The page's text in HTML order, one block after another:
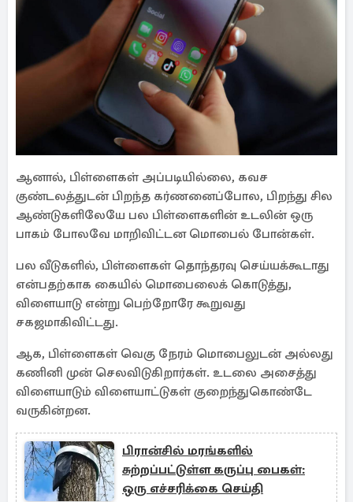
ஆனால், பிள்ளைகள் அப்படியில்லை, கவச
குண்டலத்துடன் பிறந்த கர்ணனைப்போல, பிறந்து சில
ஆண்டுகளிலேயே பல பிள்ளைகளின் உடலின் ஒரு
பாகம் போலவே மாறிவிட்டன மொபைல் போன்கள்.
பல வீடுகளில், பிள்ளைகள் தொந்தரவு செய்யக்கூடாது
என்பதற்காக கையில் மொபைலைக் கொடுத்து,
விளையாடு என்று பெற்றோரே கூறுவது
சகஜமாகிவிட்டது.
ஆக, பிள்ளைகள் வெகு நேரம் மொபைலுடன் அல்லது
கணினி முன் செலவிடுகிறார்கள். உடலை அசைத்து
விளையாடும் விளையாட்டுகள் குறைந்துகொண்டே
வருகின்றன.
பிரான்சில் மரங்களில்
சுற்றப்பட்டுள்ள கருப்பு பைகள்:
ஒரு எச்சரிக்கை செய்தி